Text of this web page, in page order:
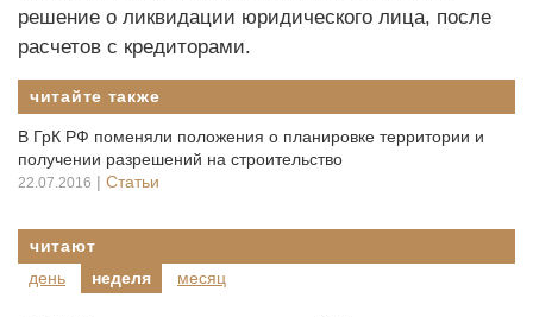
решение о ликвидации юридического лица, после
расчетов с кредиторами.
читайте также
В ГрК РФ поменяли положения о планировке территории и
получении разрешений на строительство
22.07.2016 | Статьи
читают
день
неделя месяц